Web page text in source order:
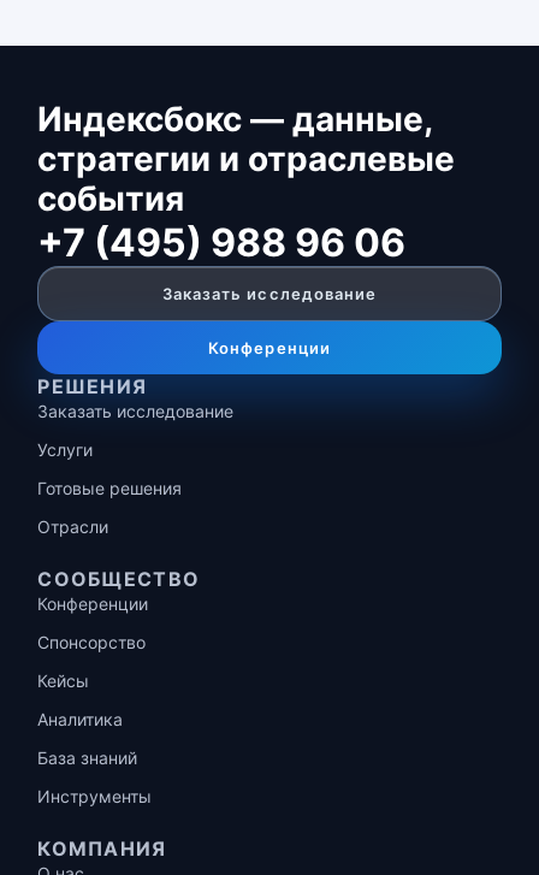
Индексбокс — данные,
стратегии и отраслевые
события
+7 (495) 988 96 06
Заказать исследование
Конференции
РЕШЕНИЯ
Заказать исследование
Услуги
Готовые решения
Отрасли
СООБЩЕСТВО
Конференции
Спонсорство
Кейсы
Аналитика
База знаний
Инструменты
КОМПАНИЯ